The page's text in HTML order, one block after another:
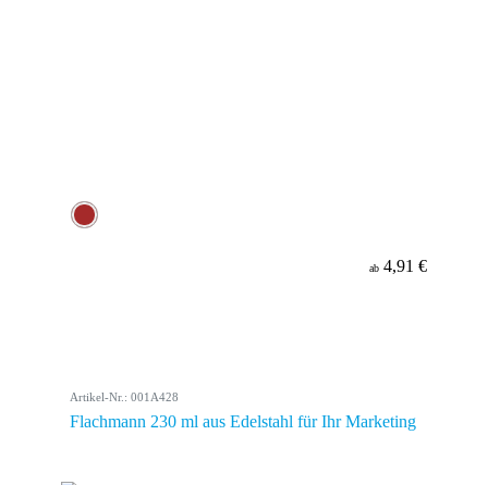
ab 4,91 €
Artikel-Nr.: 001A428
Flachmann 230 ml aus Edelstahl für Ihr Marketing